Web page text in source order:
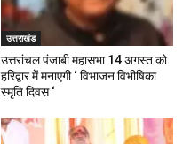
उत्तराखंड
उत्तरांचल पंजाबी महासभा 14 अगस्त को
हरिद्वार में मनाएगी ‘ विभाजन विभीषिका
स्मृति दिवस ‘